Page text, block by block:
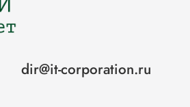
dir@it-corporation.ru